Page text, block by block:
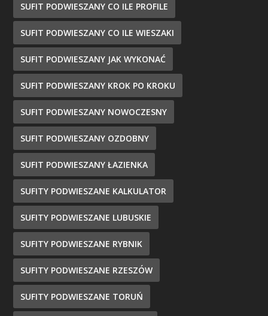
SUFIT PODWIESZANY CO ILE PROFILE
SUFIT PODWIESZANY CO ILE WIESZAKI
SUFIT PODWIESZANY JAK WYKONAĆ
SUFIT PODWIESZANY KROK PO KROKU
SUFIT PODWIESZANY NOWOCZESNY
SUFIT PODWIESZANY OZDOBNY
SUFIT PODWIESZANY ŁAZIENKA
SUFITY PODWIESZANE KALKULATOR
SUFITY PODWIESZANE LUBUSKIE
SUFITY PODWIESZANE RYBNIK
SUFITY PODWIESZANE RZESZÓW
SUFITY PODWIESZANE TORUŃ